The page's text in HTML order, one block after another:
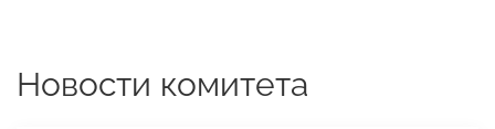
Новости комитета